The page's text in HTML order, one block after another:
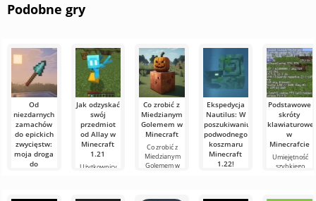
Podobne gry
Od
niezdarnych
zamachów
do epickich
zwycięstw:
moja droga
do
Jak odzyskać
swój
przedmiot
od Allay w
Minecraft
1.21
Użytkownicy
Co zrobić z
Miedzianym
Golemem w
Minecraft
Co zrobić z
Miedzianym
Golemem w
Ekspedycja
Nautilus: W
poszukiwaniu
podwodnego
koszmaru
Minecraft
1.22!
Podstawowe
skróty
klawiaturowe
w
Minecrafcie
Umiejętność
szybkiego